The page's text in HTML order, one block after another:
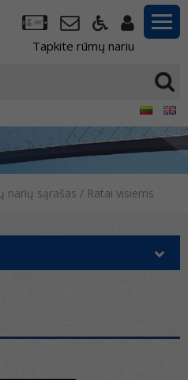
Tapkite rūmų nariu
narių sąrašas / Ratai visiems